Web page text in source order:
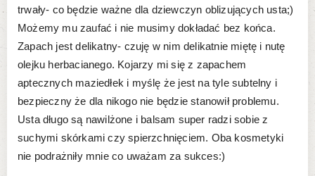
trwały- co będzie ważne dla dziewczyn oblizujących usta;)
Możemy mu zaufać i nie musimy dokładać bez końca.
Zapach jest delikatny- czuję w nim delikatnie miętę i nutę
olejku herbacianego. Kojarzy mi się z zapachem
aptecznych maziedłek i myślę że jest na tyle subtelny i
bezpieczny że dla nikogo nie będzie stanowił problemu.
Usta długo są nawilżone i balsam super radzi sobie z
suchymi skórkami czy spierzchnięciem. Oba kosmetyki
nie podrażniły mnie co uważam za sukces:)